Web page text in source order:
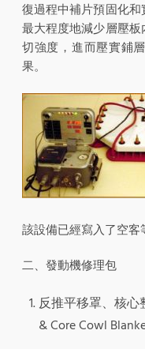
復過程中補片預固化
最大程度地減少層壓
切強度，進而壓實鋪
果。
該設備已經寫入了空客
二、發動機修理包
反推平移罩、核心
& Core Cowl